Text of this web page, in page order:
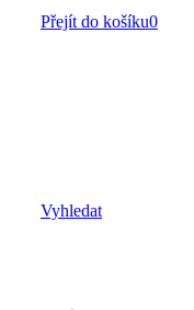
Přejít do košíku0
Vyhledat